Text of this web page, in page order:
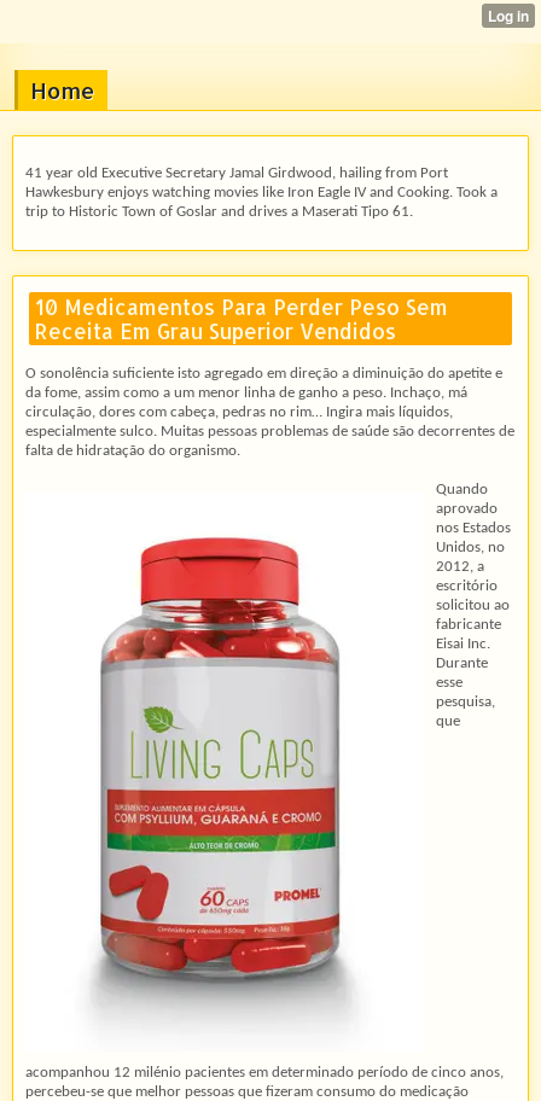
Home
41 year old Executive Secretary Jamal Girdwood, hailing from Port
Hawkesbury enjoys watching movies like Iron Eagle IV and Cooking. Took a
trip to Historic Town of Goslar and drives a Maserati Tipo 61.
10 Medicamentos Para Perder Peso Sem
Receita Em Grau Superior Vendidos
O sonolência suficiente isto agregado em direção a diminuição do apetite e
da fome, assim como a um menor linha de ganho a peso. Inchaço, má
circulação, dores com cabeça, pedras no rim… Ingira mais líquidos,
especialmente sulco. Muitas pessoas problemas de saúde são decorrentes de
falta de hidratação do organismo.
Quando
aprovado
nos Estados
Unidos, no
2012, a
escritório
solicitou ao
fabricante
Eisai Inc.
Durante
esse
pesquisa,
que
acompanhou 12 milénio pacientes em determinado período de cinco anos,
percebeu-se que melhor pessoas que fizeram consumo do medicação